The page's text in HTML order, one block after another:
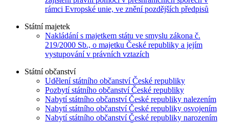
rámci Evropské unie, ve znění pozdějších předpisů
Státní majetek
Nakládání s majetkem státu ve smyslu zákona č.
219/2000 Sb., o majetku České republiky a jejím
vystupování v právních vztazích
Státní občanství
Udělení státního občanství České republiky
Pozbytí státního občanství České republiky
Nabytí státního občanství České republiky nalezením
Nabytí státního občanství České republiky osvojením
Nabytí státního občanství České republiky narozením